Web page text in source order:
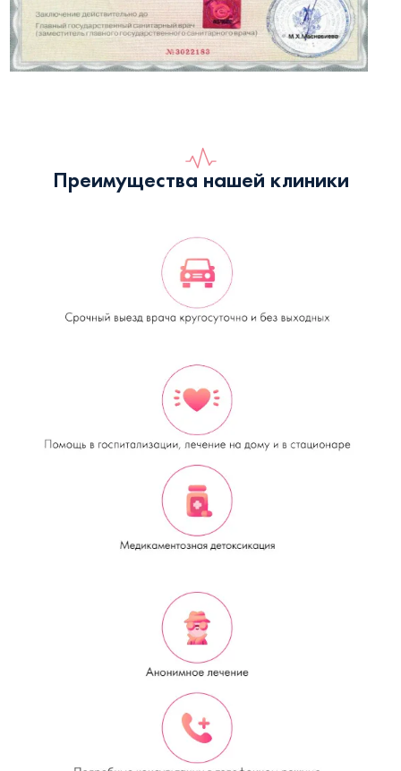
Преимущества нашей клиники